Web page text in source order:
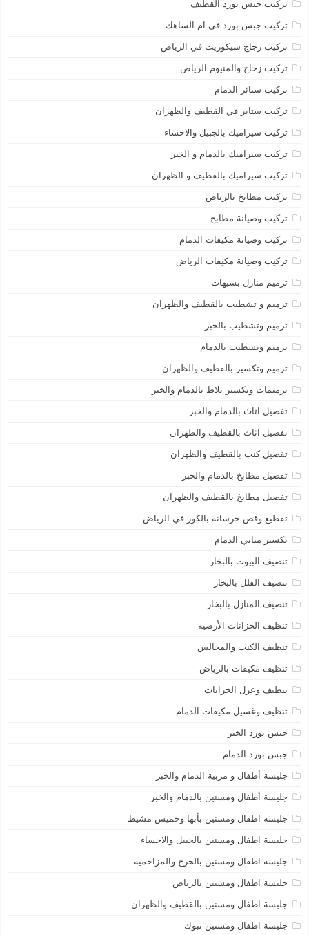
تركيب جبس بورد القطيف
تركيب جبس بورد في ام الساهك
تركيب زجاج سيكوريت في الرياض
تركيب زحاح والمنيوم الرياض
تركيب ستائر الدمام
تركيب ستاير في القطيف والظهران
تركيب سيراميك بالجبيل والاحساء
تركيب سيراميك بالدمام و الخبر
تركيب سيراميك بالقطيف و الظهران
تركيب مطابخ بالرياض
تركيب وصيانة مطابخ
تركيب وصيانة مكيفات الدمام
تركيب وصيانة مكيفات الرياض
ترميم منازل بسيهات
ترميم و تشطيب بالقطيف والظهران
ترميم وتشطيب بالخبر
ترميم وتشطيب بالدمام
ترميم وتكسير بالقطيف والظهران
ترميمات وتكسير بلاط بالدمام والخبر
تفصيل اثاث بالدمام والخبر
تفصيل اثاث بالقطيف والظهران
تفصيل كنب بالقطيف والظهران
تفصيل مطابخ بالدمام والخبر
تفصيل مطايخ بالقطيف والظهران
تقطيع وقص خرسانة بالكور في الرياض
تكسير مباني الدمام
تنضيف البيوت بالبخار
تنضيف الفلل بالبخار
تنضيف المنازل بالبخار
تنظيف الخزانات الأرضية
تنظيف الكنب والمجالس
تنظيف مكيفات بالرياض
تنظيف وعزل الخزانات
تنظيف وغسيل مكيفات الدمام
جبس بورد الخبر
جبس بورد الدمام
جليسة أطفال و مربية الدمام والخبر
جليسة أطفال ومسنين بالدمام والخبر
جليسة اطفال ومسنين بأبها وخميس مشيط
جليسة اطفال ومسنين بالجبيل والاحساء
جليسة اطفال ومسنين بالخرج والمزاحمية
جليسة اطفال ومسنين بالرياض
جليسة اطفال ومسنين بالقطيف والظهران
جليسة اطفال ومسنين تبوك